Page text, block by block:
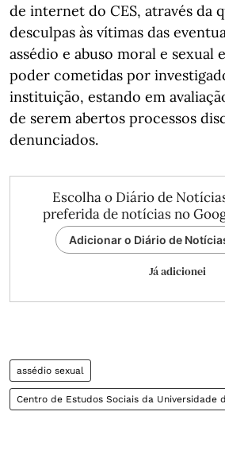
de internet do CES, através da
desculpas às vítimas das
assédio e abuso moral e sexual
poder cometidas por
instituição, estando em
de serem abertos processos
denunciados.
Escolha o Diário de
preferida de notícias no
Adicionar o Diário de
Já adicionei
assédio sexual
Centro de Estudos Sociais da Universidade